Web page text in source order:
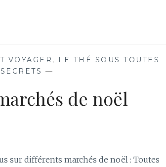
VOYAGER , LE THÉ SOUS TOUTES
—
de noël
sur différents marchés de noël : Toutes